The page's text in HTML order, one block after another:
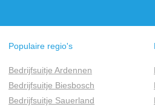
Populaire regio's
Bedrijfsuitje Ardennen
Bedrijfsuitje Biesbosch
Bedrijfsuitje Sauerland